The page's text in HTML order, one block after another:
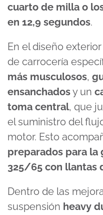
cuarto de milla o
en 12,9 segundos.
En el diseño
de carrocería
más musculosos,
ensanchadosy un
toma central, que
el suministro del
motor. Esto
preparados para la
325/65 con llantas
Dentro de las
suspensión heavy